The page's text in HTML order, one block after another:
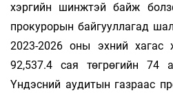
хэргийн шинжтэй байж
прокурорын байгууллагад
2023-2026 оны эхний хагас
92,537.4 сая төгрөгийн 74
Үндэсний аудитын газраас